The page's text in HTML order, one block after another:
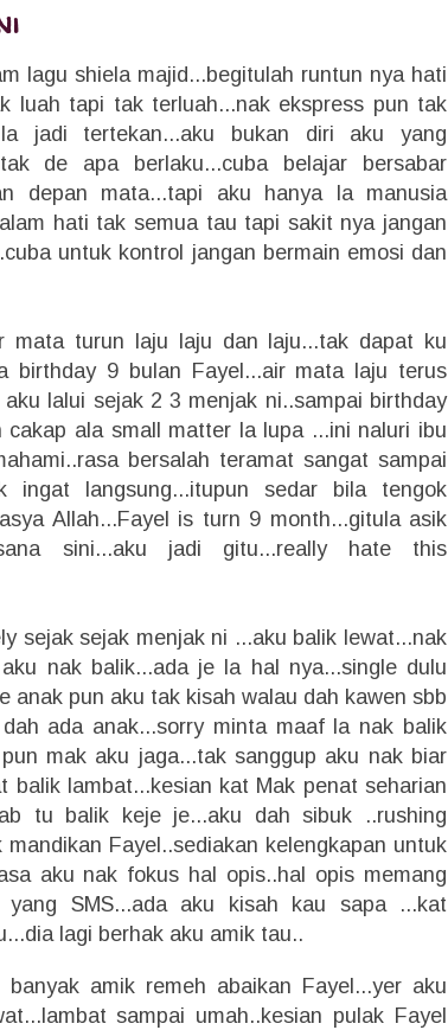
lagu shiela majid...begitulah runtun nya hati
luah tapi tak terluah...nak ekspress pun tak
jadi tertekan...aku bukan diri aku yang
de apa berlaku...cuba belajar bersabar
depan mata...tapi aku hanya la manusia
hati tak semua tau tapi sakit nya jangan
untuk kontrol jangan bermain emosi dan
mata turun laju laju dan laju...tak dapat ku
birthday 9 bulan Fayel...air mata laju terus
lalui sejak 2 3 menjak ni..sampai birthday
ala small matter la lupa ...ini naluri ibu
bersalah teramat sangat sampai
langsung...itupun sedar bila tengok
Allah...Fayel is turn 9 month...gitula asik
sini...aku jadi gitu...really hate this
sejak sejak menjak ni ...aku balik lewat...nak
nak balik...ada je la hal nya...single dulu
anak pun aku tak kisah walau dah kawen sbb
ada anak...sorry minta maaf la nak balik
mak aku jaga...tak sanggup aku nak biar
balik lambat...kesian kat Mak penat seharian
tu balik keje je...aku dah sibuk ..rushing
Fayel..sediakan kelengkapan untuk
aku nak fokus hal opis..hal opis memang
SMS...ada aku kisah kau sapa ...kat
lagi berhak aku amik tau..
amik remeh abaikan Fayel...yer aku
sampai umah..kesian pulak Fayel